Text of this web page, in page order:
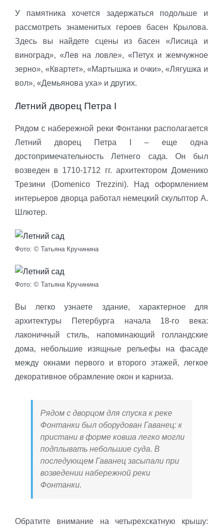
У памятника хочется задержаться подольше и
рассмотреть знаменитых героев басен Крылова.
Здесь вы найдете сцены из басен «Лисица и
виноград», «Лев на ловле», «Петух и жемчужное
зерно», «Квартет», «Мартышка и очки», «Лягушка и
вол», «Демьянова уха» и других.
Летний дворец Петра I
Рядом с набережной реки Фонтанки располагается
Летний дворец Петра I – еще одна
достопримечательность Летнего сада. Он был
возведен в 1710-1712 гг. архитектором Доменико
Трезини (Domenico Trezzini). Над оформлением
интерьеров дворца работал немецкий скульптор А.
Шлютер.
Фото: © Татьяна Кручинина
Фото: © Татьяна Кручинина
Вы легко узнаете здание, характерное для
архитектуры Петербурга начала 18-го века:
лаконичный стиль, напоминающий голландские
дома, небольшие изящные рельефы на фасаде
между окнами первого и второго этажей, легкое
декоративное обрамление окон и карниза.
Рядом с дворцом для спуска к реке
Фонтанки был оборудован Гаванец: к
пристани в форме ковша легко могли
подплывать небольшие суда. В
последующем Гаванец засыпали при
возведении набережной реки
Фонтанки.
Обратите внимание на четырехскатную крышу: